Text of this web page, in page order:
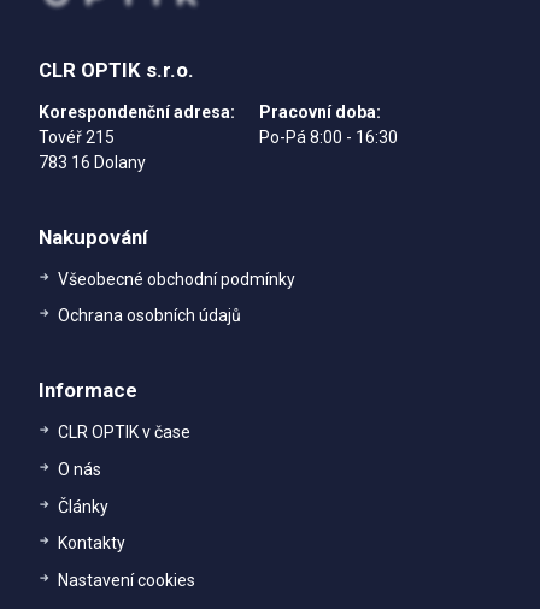
CLR OPTIK s.r.o.
Korespondenční adresa:
Tovéř 215
783 16 Dolany
Pracovní doba:
Po-Pá 8:00 - 16:30
Nakupování
Všeobecné obchodní podmínky
Ochrana osobních údajů
Informace
CLR OPTIK v čase
O nás
Články
Kontakty
Nastavení cookies